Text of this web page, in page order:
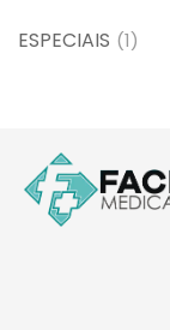
ESPECIAIS (1)